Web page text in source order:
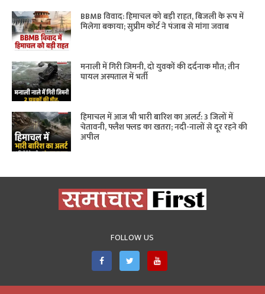
BBMB विवाद: हिमाचल को बड़ी राहत, बिजली के रूप में
मिलेगा बकाया; सुप्रीम कोर्ट ने पंजाब से मांगा जवाब
मनाली में गिरी जिमनी, दो युवकों की दर्दनाक मौत; तीन
घायल अस्पताल में भर्ती
हिमाचल में आज भी भारी बारिश का अलर्ट: 3 जिलों में
चेतावनी, फ्लैश फ्लड का खतरा; नदी-नालों से दूर रहने की
अपील
FOLLOW US